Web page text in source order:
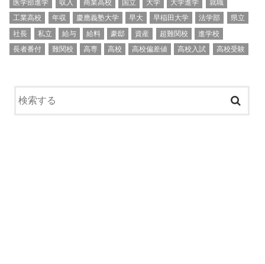
医学部進学
収入 商業高校 国立 大学 大学進学
就職
工業高校
年収 慶應義塾大学 早大 早稲田大学 法学部
県立
社長
私立 給与 給料 豪邸 資産 超難関校
進学校
長者番付
難関校 高専 高校 高校偏差値 高校入試 高校受験